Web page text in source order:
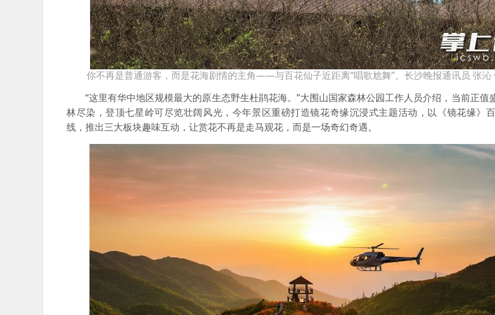
你不再是普通游客，而是花海剧情的主角——与百花仙子近距离“唱歌尬舞”。长沙晚报通讯员 张沁
“这里有华中地区规模最大的原生态野生杜鹃花海。”大围山国家森林公园工作人员介绍，当前正值
林尽染，登顶七星岭可尽览壮阔风光，今年景区重磅打造镜花奇缘沉浸式主题活动，以《镜花缘》
线，推出三大板块趣味互动，让赏花不再是走马观花，而是一场奇幻奇遇。